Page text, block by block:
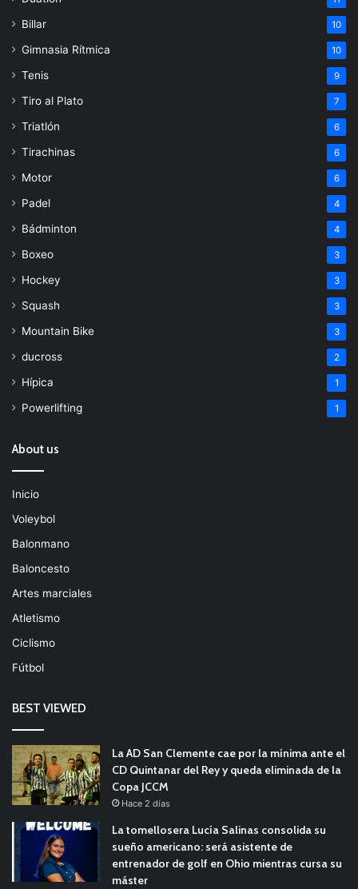
Billar 10
Gimnasia Rítmica 10
Tenis 9
Tiro al Plato 7
Triatlón 6
Tirachinas 6
Motor 6
Padel 4
Bádminton 4
Boxeo 3
Hockey 3
Squash 3
Mountain Bike 3
ducross 2
Hípica 1
Powerlifting 1
About us
Inicio
Voleybol
Balonmano
Baloncesto
Artes marciales
Atletismo
Ciclismo
Fútbol
BEST VIEWED
La AD San Clemente cae por la mínima ante el
CD Quintanar del Rey y queda eliminada de la
Copa JCCM
Hace 2 días
La tomellosera Lucía Salinas consolida su
sueño americano: será asistente de
entrenador de golf en Ohio mientras cursa su
máster